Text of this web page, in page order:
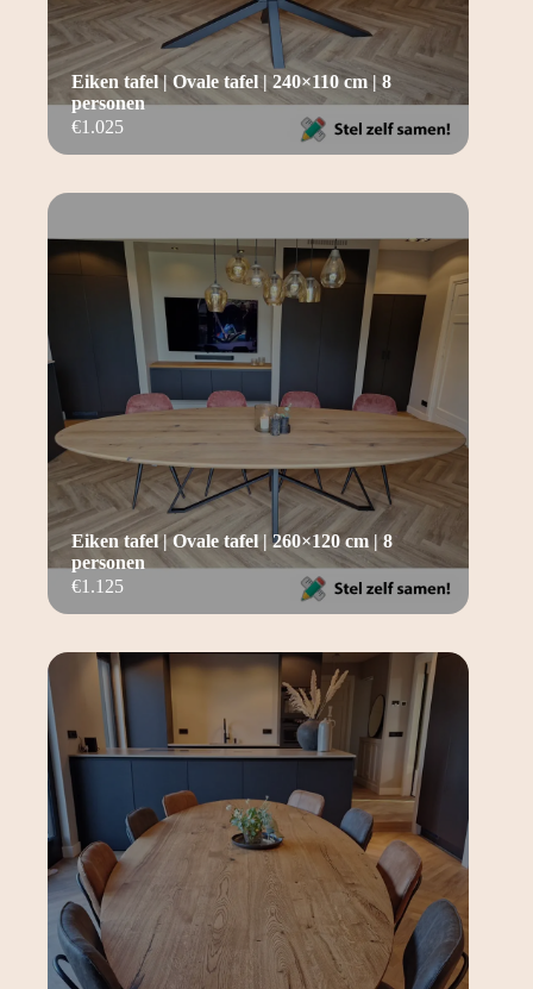
€1.025
Eiken tafel | Ovale tafel | 240×110 cm | 8
personen
€1.125
Eiken tafel | Ovale tafel | 260×120 cm | 8
personen